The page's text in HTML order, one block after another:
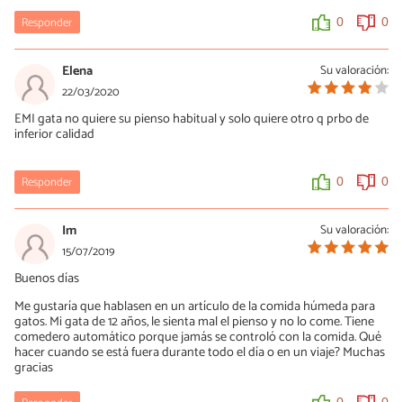
Responder 0 0
Su valoración:
Elena
22/03/2020
EMI gata no quiere su pienso habitual y solo quiere otro q prbo de
inferior calidad
Responder 0 0
Su valoración:
Im
15/07/2019
Buenos días
Me gustaría que hablasen en un artículo de la comida húmeda para
gatos. Mi gata de 12 años, le sienta mal el pienso y no lo come. Tiene
comedero automático porque jamás se controló con la comida. Qué
hacer cuando se está fuera durante todo el día o en un viaje? Muchas
gracias